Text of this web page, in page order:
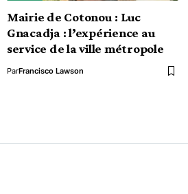
Mairie de Cotonou : Luc
Gnacadja : l’expérience au
service de la ville métropole
ParFrancisco Lawson